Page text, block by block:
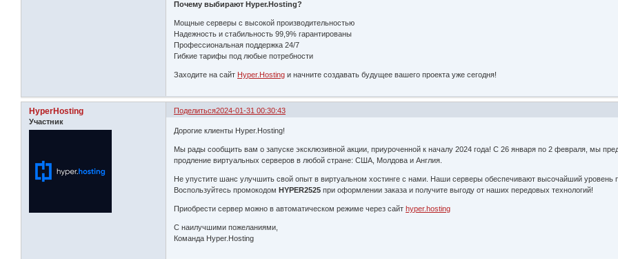
Почему выбирают Hyper.Hosting?
Мощные серверы с высокой производительностью
Надежность и стабильность 99,9% гарантированы
Профессиональная поддержка 24/7
Гибкие тарифы под любые потребности
Заходите на сайт Hyper.Hosting и начните создавать будущее вашего проекта уже сегодня!
Поделиться2024-01-31 00:30:43
HyperHosting
Участник
Дорогие клиенты Hyper.Hosting!
Мы рады сообщить вам о запуске эксклюзивной акции, приуроченной к началу 2024 года! С 26 января по 2 февраля, мы
продление виртуальных серверов в любой стране: США, Молдова и Англия.
Не упустите шанс улучшить свой опыт в виртуальном хостинге с нами. Наши серверы обеспечивают высочайший уровень
Воспользуйтесь промокодом HYPER2525при оформлении заказа и получите выгоду от наших передовых технологий!
Приобрести сервер можно в автоматическом режиме через сайт hyper.hosting
С наилучшими пожеланиями,
Команда Hyper.Hosting